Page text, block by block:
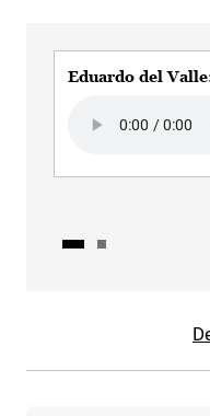
Eduardo del